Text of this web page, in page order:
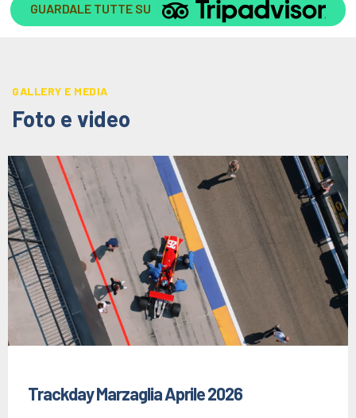
GUARDALE TUTTE SU
GALLERY E MEDIA
Foto e video
Trackday Marzaglia Aprile 2026